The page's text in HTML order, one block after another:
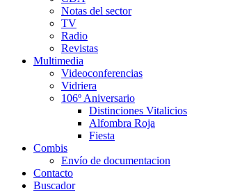
Notas del sector
TV
Radio
Revistas
Multimedia
Videoconferencias
Vidriera
106º Aniversario
Distinciones Vitalicios
Alfombra Roja
Fiesta
Combis
Envío de documentacion
Contacto
Buscador